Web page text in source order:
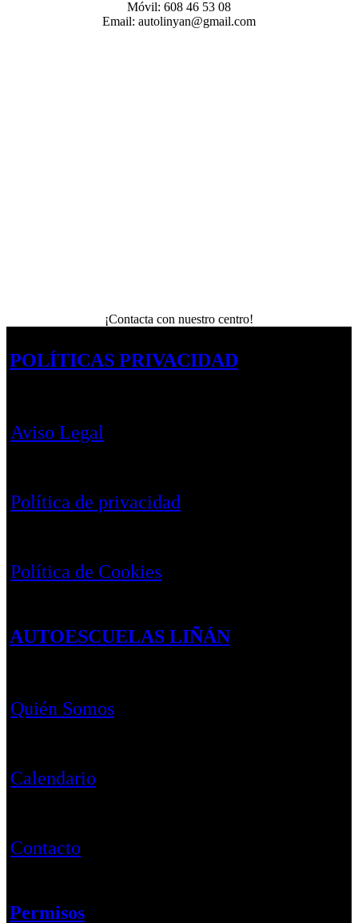
Móvil: 608 46 53 08
Email: autolinyan@gmail.com
¡Contacta con nuestro centro!
POLÍTICAS PRIVACIDAD
Aviso Legal
Política de privacidad
Política de Cookies
AUTOESCUELAS LIÑÁN
Quién Somos
Calendario
Contacto
Permisos